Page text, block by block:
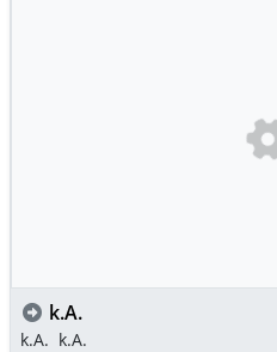
k.A.
k.A. k.A.